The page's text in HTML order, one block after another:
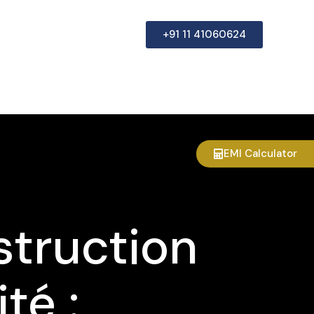
+91 11 41060624
EMI Calculator